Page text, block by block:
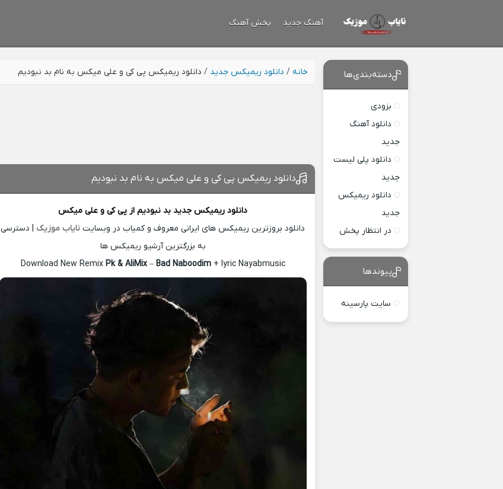
آهنگ جدید پخش آهنگ
خانه / دانلود ریمیکس جدید / دانلود ریمیکس پی کی و علی میکس به نام بد نبودیم
دانلود ریمیکس پی کی و علی میکس به نام بد نبودیم
دانلود ریمیکس جدیدبد نبودیم از پی کی و علی میکس
دانلود بروزترین ریمیکس های ایرانی معروف و کمیاب در وبسایت نایاب موزیک | دسترسی
به بزرگترین آرشیو ریمیکس ها
Download New Remix Pk & AliMix– Bad Naboodim+ lyric Nayabmusic
دسته‌بندی‌ها
بزودی
دانلود آهنگ
جدید
دانلود پلی لیست
جدید
دانلود ریمیکس
جدید
در انتظار پخش
پیوندها
سایت پارسینه